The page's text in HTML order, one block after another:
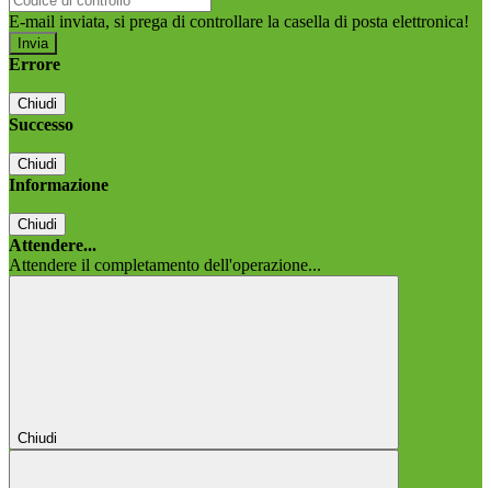
E-mail inviata, si prega di controllare la casella di posta elettronica!
Errore
Chiudi
Successo
Chiudi
Informazione
Chiudi
Attendere...
Attendere il completamento dell'operazione...
Chiudi